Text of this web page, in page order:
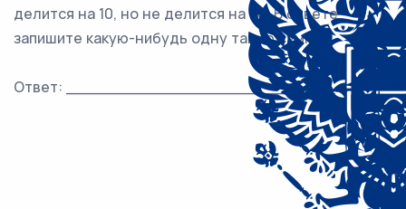
делится на 10, но не делится на 20. В ответе
запишите какую-нибудь одну такую сумму.
Ответ: ___________________________.